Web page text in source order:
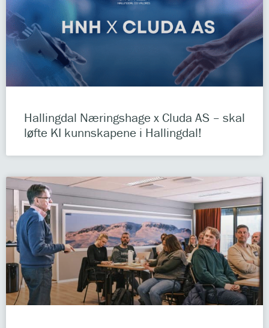
Hallingdal Næringshage x Cluda AS – skal
løfte KI kunnskapene i Hallingdal!